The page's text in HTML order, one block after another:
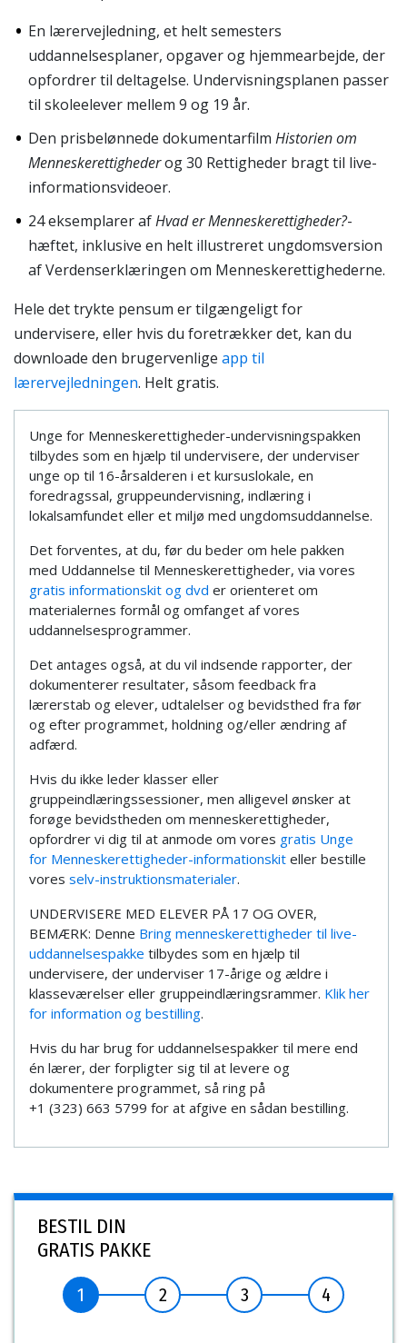
BESTIL DIN
GRATIS PAKKE
1 2 3 4
En lærervejledning, et helt semesters
uddannelsesplaner, opgaver og hjemmearbejde, der
opfordrer til deltagelse. Undervisningsplanen passer
til skoleelever mellem 9 og 19 år.
Den prisbelønnede dokumentarfilm Historien om
Menneskerettighederog 30 Rettigheder bragt til live-
informationsvideoer.
24 eksemplarer afHvad er Menneskerettigheder?-
hæftet, inklusive en helt illustreret ungdomsversion
af Verdenserklæringen om Menneskerettighederne.
Hele det trykte pensum er tilgængeligt for
undervisere, eller hvis du foretrækker det, kan du
downloade den brugervenlige app til
lærervejledningen. Helt gratis.
Unge for Menneskerettigheder-undervisningspakken
tilbydes som en hjælp til undervisere, der underviser
unge op til 16-årsalderen i et kursuslokale, en
foredragssal, gruppeundervisning, indlæring i
lokalsamfundet eller et miljø med ungdomsuddannelse.
Det forventes, at du, før du beder om hele pakken
med Uddannelse til Menneskerettigheder, via vores
gratis informationskit og dvd er orienteret om
materialernes formål og omfanget af vores
uddannelsesprogrammer.
Det antages også, at du vil indsende rapporter, der
dokumenterer resultater, såsom feedback fra
lærerstab og elever, udtalelser og bevidsthed fra før
og efter programmet, holdning og/eller ændring af
adfærd.
Hvis du ikke leder klasser eller
gruppeindlæringssessioner, men alligevel ønsker at
forøge bevidstheden om menneskerettigheder,
opfordrer vi dig til at anmode om vores gratis Unge
for Menneskerettigheder-informationskit eller bestille
vores selv-instruktionsmaterialer.
UNDERVISERE MED ELEVER PÅ 17 OG OVER,
BEMÆRK: Denne Bring menneskerettigheder til live-
uddannelsespakke tilbydes som en hjælp til
undervisere, der underviser 17-årige og ældre i
klasseværelser eller gruppeindlæringsrammer. Klik her
for information og bestilling.
Hvis du har brug for uddannelsespakker til mere end
én lærer, der forpligter sig til at levere og
dokumentere programmet, så ring på
+1 (323) 663 5799 for at afgive en sådan bestilling.